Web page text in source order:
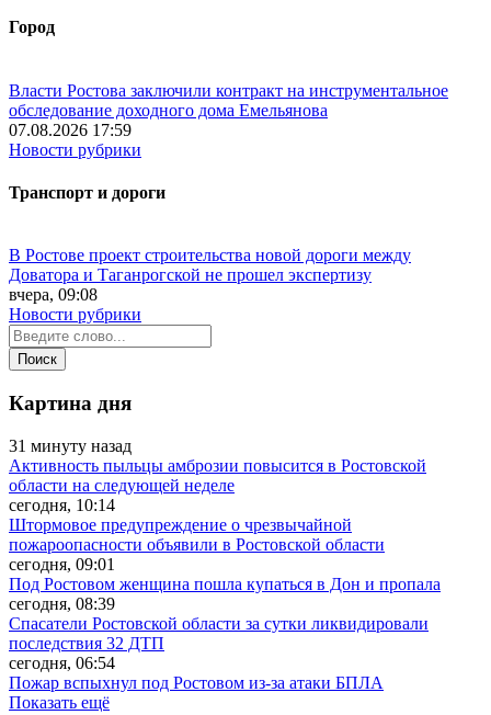
Город
Власти Ростова заключили контракт на инструментальное
обследование доходного дома Емельянова
07.08.2026 17:59
Новости рубрики
Транспорт и дороги
В Ростове проект строительства новой дороги между
Доватора и Таганрогской не прошел экспертизу
вчера, 09:08
Новости рубрики
Картина дня
31 минуту назад
Активность пыльцы амброзии повысится в Ростовской
области на следующей неделе
сегодня, 10:14
Штормовое предупреждение о чрезвычайной
пожароопасности объявили в Ростовской области
сегодня, 09:01
Под Ростовом женщина пошла купаться в Дон и пропала
сегодня, 08:39
Спасатели Ростовской области за сутки ликвидировали
последствия 32 ДТП
сегодня, 06:54
Пожар вспыхнул под Ростовом из-за атаки БПЛА
Показать ещё